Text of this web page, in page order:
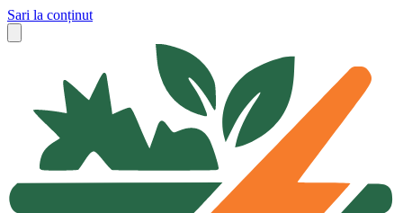
Sari la conținut